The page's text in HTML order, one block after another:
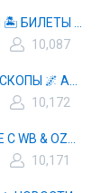
10,087
10,172
10,171